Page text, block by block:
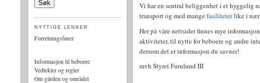
NYTTIGE LENKER
Forretningsfører
Informasjon til beboere
Vedtekter og regler
Om gården og området
Vi har en sentral beliggenhet i et hyggelig
transport og med mangefasiliteterlike i
Her på våre nettsider finnes mye
aktiviteter, til nytte for beboere og andre
dersom det er informasjon du savner!
mvh Styret Furulund III